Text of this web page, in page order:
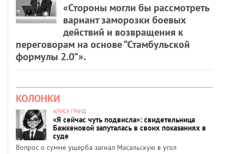
«Стороны могли бы рассмотреть
вариант заморозки боевых
действий и возвращения к
переговорам на основе “Стамбульской
формулы 2.0”».
КОЛОНКИ
АЛИСА ГРАНД
«Я сейчас чуть подвисла»: свидетельница
Бажкеновой запуталась в своих показаниях в
суде
Вопрос о сумме ущерба загнал Масальскую в угол